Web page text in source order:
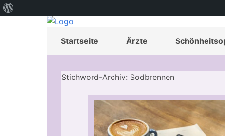
Startseite Ärzte
Stichword-Archiv: Sodbrennen